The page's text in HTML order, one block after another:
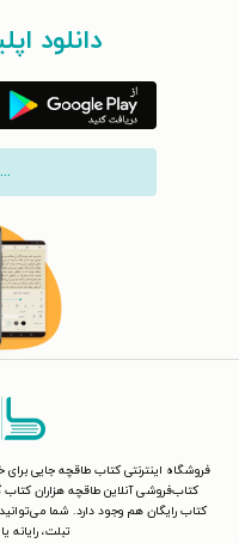
دانلود
فروشگاه اینترنتی کتاب طاقچه جایی
کتاب‌فروشی آنلاین طاقچه هزاران
کتاب رایگان هم وجود دارد. شما می‌توانید
تبلت، رایانه